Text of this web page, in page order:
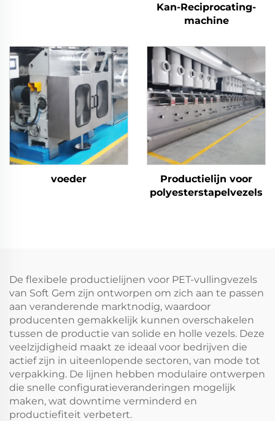
Kan-Reciprocating-
machine
voeder
Productielijn voor
polyesterstapelvezels
De flexibele productielijnen voor PET-vullingvezels
van Soft Gem zijn ontworpen om zich aan te passen
aan veranderende marktnodig, waardoor
producenten gemakkelijk kunnen overschakelen
tussen de productie van solide en holle vezels. Deze
veelzijdigheid maakt ze ideaal voor bedrijven die
actief zijn in uiteenlopende sectoren, van mode tot
verpakking. De lijnen hebben modulaire ontwerpen
die snelle configuratieveranderingen mogelijk
maken, wat downtime verminderd en
productiefiteit verbetert.